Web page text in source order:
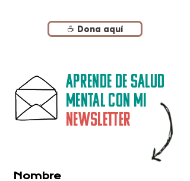
☕️ Dona aquí
Aprende de salud
mental con mi
Newsletter